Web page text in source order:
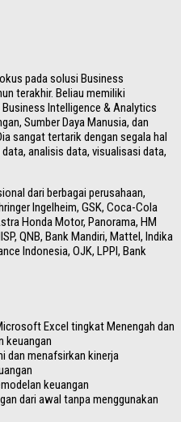
pada solusi Business
terakhir. Beliau memiliki
Intelligence & Analytics
Sumber Daya Manusia, dan
sangat tertarik dengan segala hal
analisis data, visualisasi data,
dari berbagai perusahaan,
Ingelheim, GSK, Coca-Cola
Honda Motor, Panorama, HM
QNB, Bank Mandiri, Mattel, Indika
Indonesia, OJK, LPPI, Bank
Excel tingkat Menengah dan
keuangan
dan menafsirkan kinerja
keuangan
dari awal tanpa menggunakan